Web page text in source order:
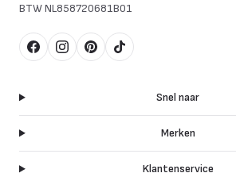
BTWNL858720681B01
FacebookInstagram
Pinterest
TikTok
Snel naar
Merken
Klantenservice